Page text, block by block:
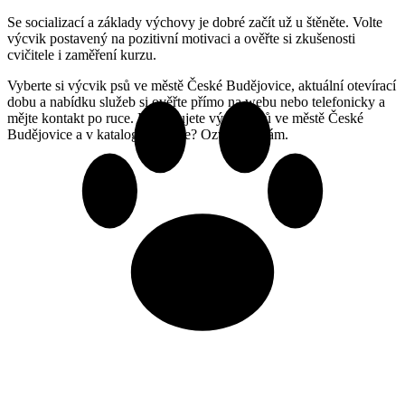
Se socializací a základy výchovy je dobré začít už u štěněte. Volte
výcvik postavený na pozitivní motivaci a ověřte si zkušenosti
cvičitele i zaměření kurzu.
Vyberte si výcvik psů ve městě České Budějovice, aktuální otevírací
dobu a nabídku služeb si ověřte přímo na webu nebo telefonicky a
mějte kontakt po ruce. Provozujete výcvik psů ve městě České
Budějovice a v katalogu chybíte? Ozvěte se nám.